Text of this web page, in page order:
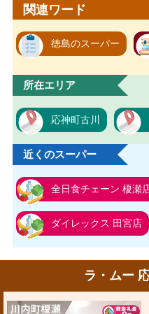
関連ワード
徳島のスーパー
所在エリア
応神町古川
近くのスーパー
全日食チェーン 榎瀬
ダイレックス 田宮店
ラ・ムー